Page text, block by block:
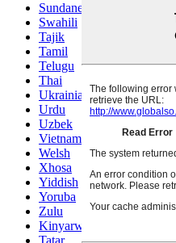
Sundanese
Swahili
Tajik
Tamil
Telugu
Thai
Ukrainian
Urdu
Uzbek
Vietnamese
Welsh
Xhosa
Yiddish
Yoruba
Zulu
Kinyarwanda
Tatar